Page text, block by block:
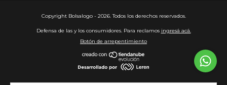
Copyright Bolsalogo - 2026. Todos los derechos reservados.
Defensa de las y los consumidores. Para reclamos ingresá acá.
Botón de arrepentimiento